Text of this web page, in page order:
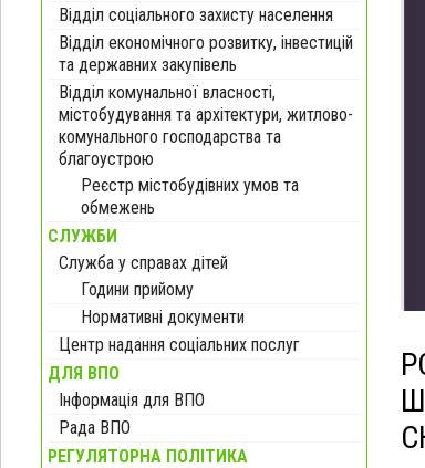
Відділ соціального захисту населення
Відділ економічного розвитку, інвестицій
та державних закупівель
Відділ комунальної власності,
містобудування та архітектури, житлово-
комунального господарства та
благоустрою
Реєстр містобудівних умов та
обмежень
СЛУЖБИ
Служба у справах дітей
Години прийому
Нормативні документи
Центр надання соціальних послуг
ДЛЯ ВПО
Інформація для ВПО
Рада ВПО
РЕГУЛЯТОРНА ПОЛІТИКА